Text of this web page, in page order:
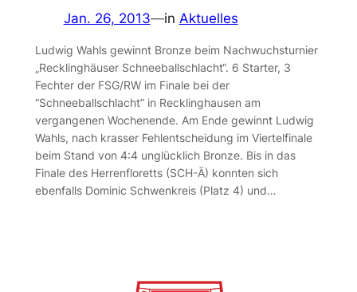
Jan. 26, 2013—in Aktuelles
Ludwig Wahls gewinnt Bronze beim Nachwuchsturnier
„Recklinghäuser Schneeballschlacht“. 6 Starter, 3
Fechter der FSG/RW im Finale bei der
“Schneeballschlacht” in Recklinghausen am
vergangenen Wochenende. Am Ende gewinnt Ludwig
Wahls, nach krasser Fehlentscheidung im Viertelfinale
beim Stand von 4:4 unglücklich Bronze. Bis in das
Finale des Herrenfloretts (SCH-Ä) konnten sich
ebenfalls Dominic Schwenkreis (Platz 4) und…